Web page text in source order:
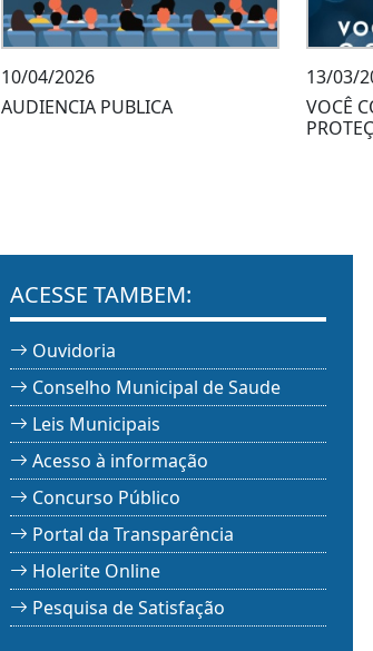
10/04/2026
AUDIENCIA PUBLICA
13/03/
VOCÊ
ACESSE TAMBEM:
Ouvidoria
Conselho Municipal de Saude
Leis Municipais
Acesso à informação
Concurso Público
Portal da Transparência
Holerite Online
Pesquisa de Satisfação